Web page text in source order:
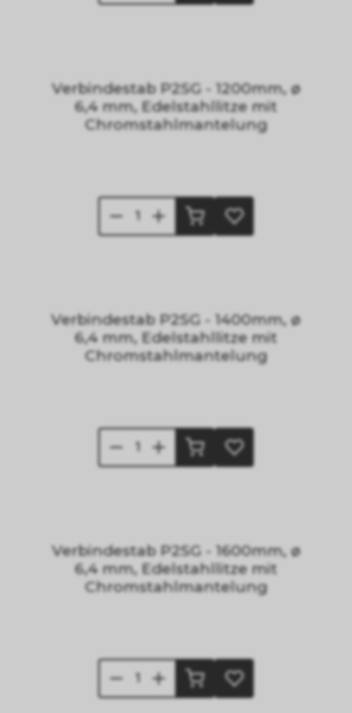
Verbindestab P2SG - 1200mm, ø
6,4 mm, Edelstahllitze mit
Chromstahlmantelung
Verbindestab P2SG - 1400mm, ø
6,4 mm, Edelstahllitze mit
Chromstahlmantelung
Verbindestab P2SG - 1600mm, ø
6,4 mm, Edelstahllitze mit
Chromstahlmantelung